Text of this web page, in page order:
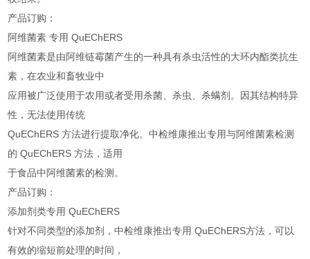
产品订购：
阿维菌素 专用QuEChERS
阿维菌素是由阿维链霉菌产生的一种具有杀虫活性的大环内酯类抗生
素，在农业和畜牧业中
应用被广泛使用于农用或者受用杀菌、杀虫、杀螨剂。因其结构特异
性，无法使用传统
QuEChERS方法进行提取净化。中检维康推出专用与阿维菌素检测
的QuEChERS方法，适用
于食品中阿维菌素的检测。
产品订购：
添加剂类专用QuEChERS
针对不同类型的添加剂，中检维康推出专用QuEChERS方法，可以
有效的缩短前处理的时间，